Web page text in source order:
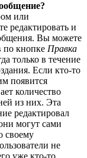
или
редактировать и
Вы можете
по кнопке Правка
только в течение
Если кто-то
появится
количество
из них. Эта
редактировал
могут сами
своему
не
уже кто-то